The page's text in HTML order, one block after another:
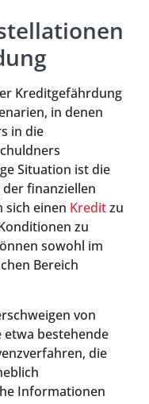
Kreditgefährdung
in denen
in die
Situation ist die
finanziellen
sich einen Kreditzu
zu
sowohl im
Bereich
von
bestehende
die
Informationen